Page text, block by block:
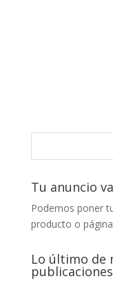
Tu anuncio
Podemos poner
producto o página
Lo último de
publicaciones